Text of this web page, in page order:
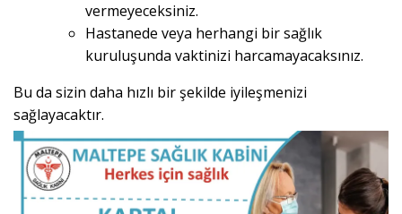
vermeyeceksiniz.
Hastanede veya herhangi bir sağlık
kuruluşunda vaktinizi harcamayacaksınız.
Bu da sizin daha hızlı bir şekilde iyileşmenizi
sağlayacaktır.